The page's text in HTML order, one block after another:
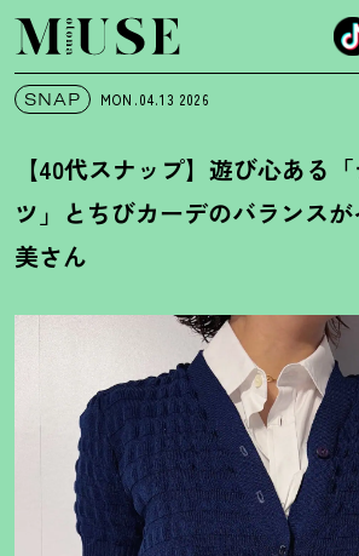
オトナミューズ ウェブ
SNAP MON.04.13 2026
【40代スナップ】遊び心ある
ツ」とちびカーデのバランスが
美さん